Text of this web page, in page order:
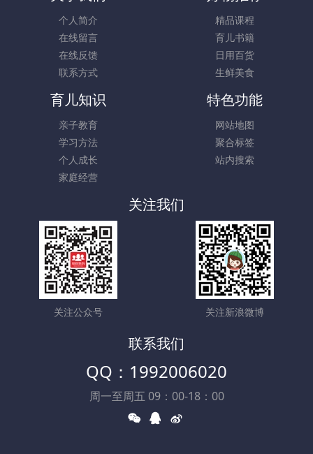
个人简介
在线留言
在线反馈
联系方式
精品课程
育儿书籍
日用百货
生鲜美食
育儿知识
亲子教育
学习方法
个人成长
家庭经营
特色功能
网站地图
聚合标签
站内搜索
关注我们
关注公众号 关注新浪微博
联系我们
QQ：1992006020
周一至周五 09：00-18：00